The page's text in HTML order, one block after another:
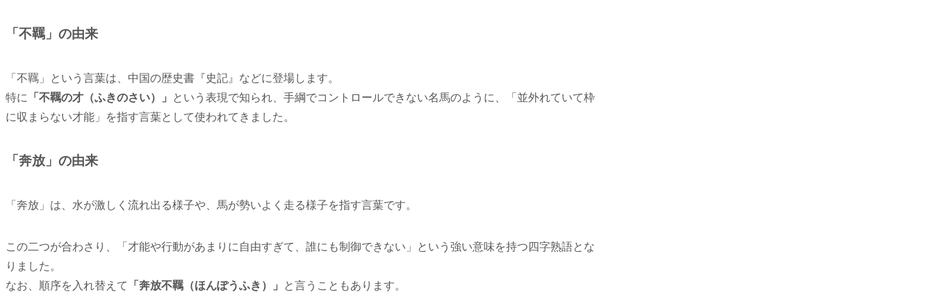
「不羈」の由来
「不羈」という言葉は、中国の歴史書『史記』などに登場します。
特に
「不羈の才（ふきのさい）」
という表現で知られ、手綱でコントロールできない名馬のように、「並外れていて枠
に収まらない才能」を指す言葉として使われてきました。
「奔放」の由来
「奔放」は、水が激しく流れ出る様子や、馬が勢いよく走る様子を指す言葉です。
この二つが合わさり、「才能や行動があまりに自由すぎて、誰にも制御できない」という強い意味を持つ四字熟語とな
りました。
なお、順序を入れ替えて
「奔放不羈（ほんぽうふき）」 と言うこともあります。